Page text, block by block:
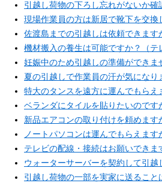
引越し荷物の下ろし忘れがないか確
現場作業員の方は新居で靴下を交換
佐渡島までの引越しは依頼できます
機材搬入の養生は可能ですか？（テ
妊娠中のため引越しの準備ができま
夏の引越しで作業員の汗が気になり
特大のタンスを遠方に運んでもらえ
ベランダにタイルを貼りたいのです
新品エアコンの取り付けを頼めます
ノートパソコンは運んでもらえます
テレビの配線・接続はお願いできま
ウォーターサーバーを契約して引越
引越し荷物の一部を実家に送ること